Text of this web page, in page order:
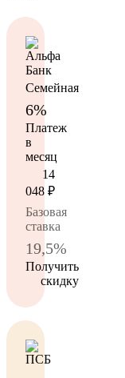
Семейная
6%
Платеж
в
месяц
14
048 ₽
Базовая
ставка
19,5%
Получить
скидку